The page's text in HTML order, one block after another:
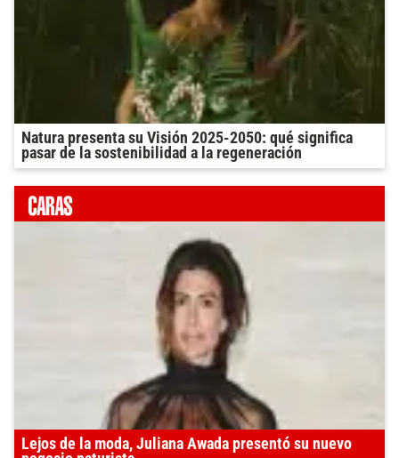
Natura presenta su Visión 2025-2050: qué significa
pasar de la sostenibilidad a la regeneración
Lejos de la moda, Juliana Awada presentó su nuevo